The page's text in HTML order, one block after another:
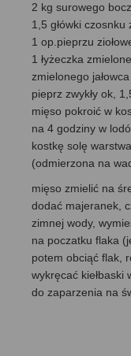
2 kg surowego
1,5 główki
1 op.pieprzu
1 łyżeczka
zmielonego jałowca
pieprz zwykły ok,
mięso pokroić w
na 4 godziny w
kostkę solę
(odmierzona na
mięso zmielić na
dodać majeranek,
zimnej wody,
na poczatku flaka
potem obciąć flak,
wykręcać kiełbaski
do zaparzenia na